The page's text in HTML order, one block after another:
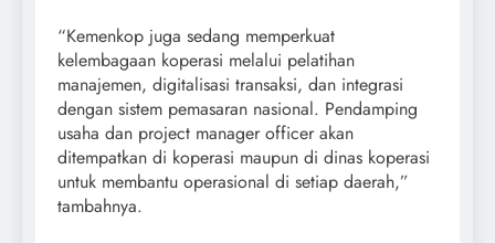
“Kemenkop juga sedang memperkuat
kelembagaan koperasi melalui pelatihan
manajemen, digitalisasi transaksi, dan integrasi
dengan sistem pemasaran nasional. Pendamping
usaha dan project manager officer akan
ditempatkan di koperasi maupun di dinas koperasi
untuk membantu operasional di setiap daerah,”
tambahnya.